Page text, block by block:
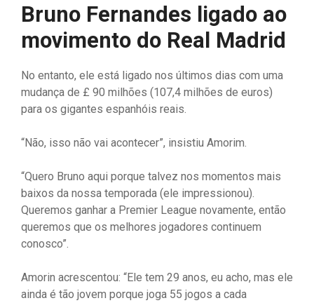
Bruno Fernandes ligado ao
movimento do Real Madrid
No entanto, ele está ligado nos últimos dias com uma
mudança de £ 90 milhões (107,4 milhões de euros)
para os gigantes espanhóis reais.
“Não, isso não vai acontecer”, insistiu Amorim.
“Quero Bruno aqui porque talvez nos momentos mais
baixos da nossa temporada (ele impressionou).
Queremos ganhar a Premier League novamente, então
queremos que os melhores jogadores continuem
conosco”.
Amorin acrescentou: “Ele tem 29 anos, eu acho, mas ele
ainda é tão jovem porque joga 55 jogos a cada